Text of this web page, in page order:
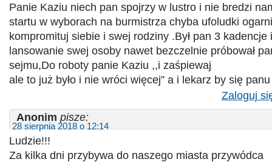
Panie Kaziu niech pan spojrzy w lustro i nie bredzi
startu w wyborach na burmistrza chyba ufoludki
kompromituj siebie i swej rodziny .Był pan 3 kadencje
lansowanie swej osoby nawet bezczelnie próbował
sejmu,Do roboty panie Kaziu ,,i zaśpiewaj
ale to już było i nie wróci więcej” a i lekarz by się panu
Zaloguj
Anonim pisze:
28 sierpnia 2018 o 12:14
Ludzie!!!
Za kilka dni przybywa do naszego miasta przywódca